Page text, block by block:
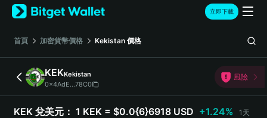
Español (Latinoamérica)
Türkçe
Italiano
Deutsch
简体中文
繁體中文
Português (Portugal)
立即下載
首頁 加密貨幣價格 Kekistan 價格
KEKKekistan
0x4AdE...78C0
風險
KEK 兌美元： 1 KEK = $0.0{6}6918 USD +1.24% 1天